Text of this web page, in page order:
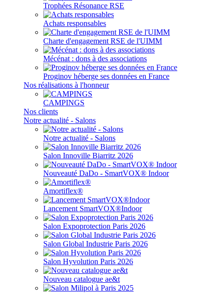
Trophées Résonance RSE
Achats responsables
Charte d'engagement RSE de l'UIMM
Mécénat : dons à des associations
Proginov héberge ses données en France
Nos réalisations à l'honneur
CAMPINGS
Nos clients
Notre actualité - Salons
Notre actualité - Salons
Salon Innoville Biarritz 2026
Nouveauté DaDo - SmartVOX® Indoor
Amortiflex®
Lancement SmartVOX®Indoor
Salon Expoprotection Paris 2026
Salon Global Industrie Paris 2026
Salon Hyvolution Paris 2026
Nouveau catalogue ae&t